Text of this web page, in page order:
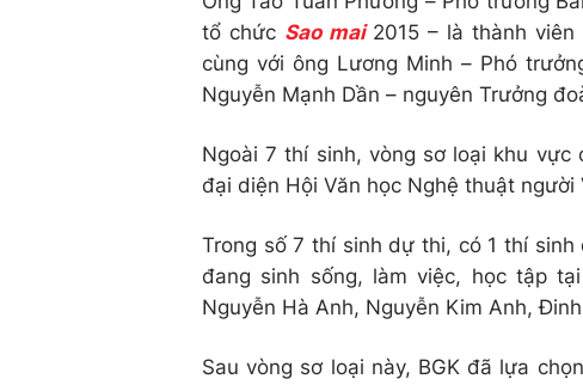
tổ chức Sao mai2015 – là thành viên
cùng với ông Lương Minh – Phó
Nguyễn Mạnh Dần – nguyên Trưởng
Ngoài 7 thí sinh, vòng sơ loại khu vực
đại diện Hội Văn học Nghệ thuật
Trong số 7 thí sinh dự thi, có 1 thí
đang sinh sống, làm việc, học tập
Nguyễn Hà Anh, Nguyễn Kim Anh,
Sau vòng sơ loại này, BGK đã lựa